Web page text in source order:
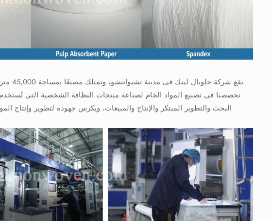
تخصصنا في تصنيع المواد الخام لصناعة منتجات النظافة الشخصية التي
البحث والتطوير المبتكر والإنتاج والمبيعات، ويكرس جهوده لتطوير وإنتاج